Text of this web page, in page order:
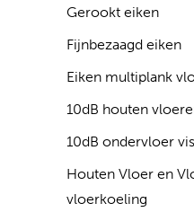
Gerookt eiken
Fijnbezaagd eiken
Eiken multiplank
10dB houten
10dB ondervloer
Houten Vloer en
vloerkoeling